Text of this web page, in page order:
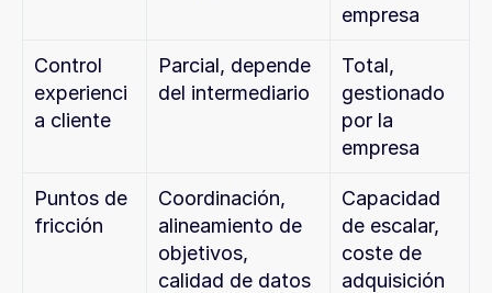
empresa
Control
experienci
a cliente
Parcial, depende
del intermediario
Total,
gestionado
por la
empresa
Puntos de
fricción
Coordinación,
alineamiento de
objetivos,
calidad de datos
Capacidad
de escalar,
coste de
adquisición